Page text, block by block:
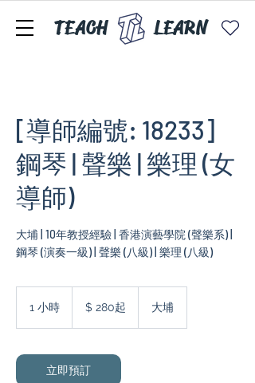
TEACH LEARN
[導師編號: 18233]
鋼琴 | 聲樂 | 樂理 (女
導師)
大埔 | 10年教授經驗 | 香港演藝學院 (聲樂系) |
鋼琴 (演奏一級) | 聲樂 (八級) | 樂理 (八級)
1 小時 $ 280起 大埔
立即預訂